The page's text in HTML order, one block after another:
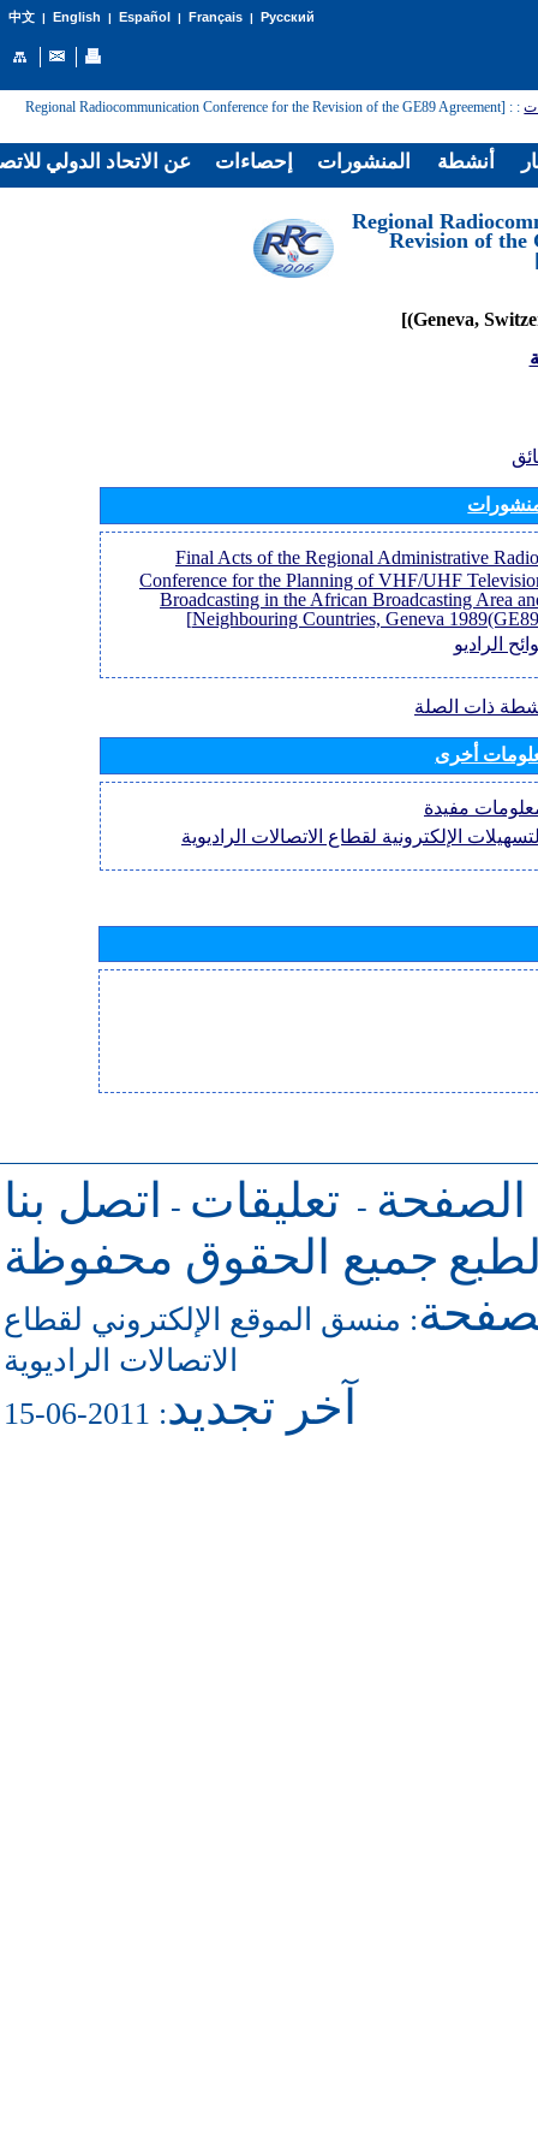
中文| English | Español | Français| Русский
:
: [Regional Radiocommunication Conference for the Revision of the GE89 Agreement
[Regional
Revision of the
[Final Acts of the Regional Administrative Radio
Conference for the Planning of VHF/UHF
Broadcasting in the African Broadcasting Area
Neighbouring Countries, Geneva
الراديو
ذات الصلة
أخرى
مفيدة
الإلكترونية لقطاع الاتصالات الراديوية
الصفحة - تعليقات -
اتصل بنا
جميع الحقوق محفوظة
: منسق الموقع الإلكتروني لقطاع
الاتصالات الراديوية
آخر تجديد: 2011-06-15
عن الاتحاد الدولي إحصاءات المنشورات أنشطة